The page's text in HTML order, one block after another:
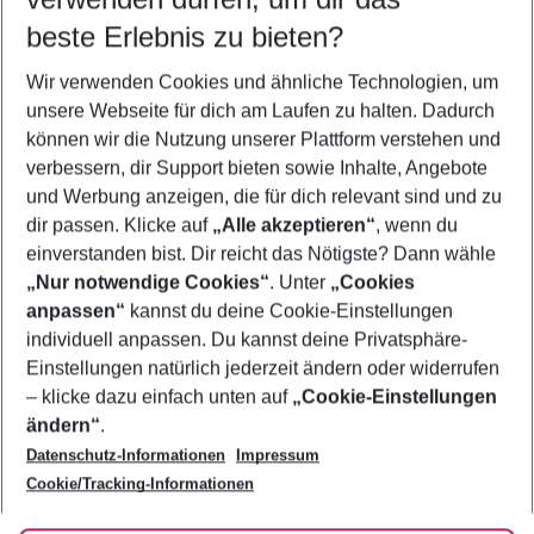
5-8 Nächte
2 Erwachsene Keine Kinder
Mehr Filter anzeigen
Footer
Footer navigation
Über uns
AGB
Bestpreisgarantie
Cookie-Einstellungen ändern
Cookie-Richtlinie
Agenturbetreuung
Barrierefreies Reisen
Folge uns
beste Erlebnis zu bieten?
Wir verwenden Cookies und ähnliche Technologien, um
unsere Webseite für dich am Laufen zu halten. Dadurch
können wir die Nutzung unserer Plattform verstehen und
verbessern, dir Support bieten sowie Inhalte, Angebote
und Werbung anzeigen, die für dich relevant sind und zu
dir passen. Klicke auf „Alle akzeptieren“, wenn du
einverstanden bist. Dir reicht das Nötigste? Dann wähle
„Nur notwendige Cookies“. Unter „Cookies
anpassen“ kannst du deine Cookie-Einstellungen
individuell anpassen. Du kannst deine Privatsphäre-
Einstellungen natürlich jederzeit ändern oder widerrufen
– klicke dazu einfach unten auf „Cookie-Einstellungen
ändern“.
Datenschutz-Informationen
Impressum
Cookie/Tracking-Informationen